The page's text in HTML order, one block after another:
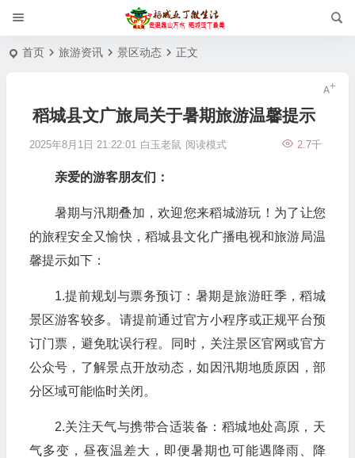
首页 旅游资讯 景区动态 正文
稻城县文广旅局关于暑期旅游温馨提示
2025年8月1日 21:22:01 白玉老鼠 2.7千
阅读模式
亲爱的游客朋友们：
暑期与汛期叠加，欢迎您来稻城游玩！为了让您
的旅程安全又愉快，稻城县文化广播电视和旅游局温
馨提示如下：
1.提前规划与票务预订：暑期是旅游旺季，稻城
景区游客较多。请提前通过官方小程序或正规平台预
订门票，避免耽误行程。同时，关注景区官网或官方
公众号，了解景点开放动态，如因汛期地质原因，部
分区域可能临时关闭。
2.关注天气与携带合适装备：稻城地处高原，天
气多变，昼夜温差大，即便暑期也可能遇降雨、降